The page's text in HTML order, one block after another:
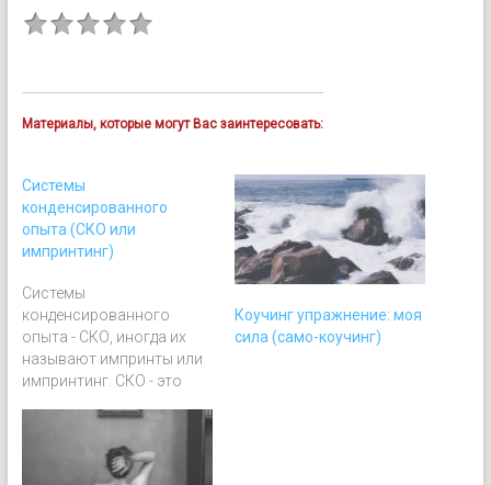
Материалы, которые могут Вас заинтересовать:
Системы
конденсированного
опыта (СКО или
импринтинг)
Системы
конденсированного
опыта - СКО, иногда их
называют импринты или
импринтинг. СКО - это
воспоминаний с
сопутствующими им
фантазиями, из
Коучинг упражнение: моя
сила (само-коучинг)